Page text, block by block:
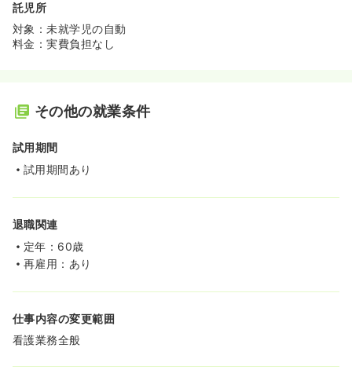
託児所
対象：未就学児の自動
料金：実費負担なし
その他の就業条件
試用期間
試用期間あり
退職関連
定年：60歳
再雇用：あり
仕事内容の変更範囲
看護業務全般